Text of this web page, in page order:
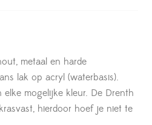
metaal en harde
lak op acryl (waterbasis).
mogelijke kleur. De Drenth
hierdoor hoef je niet te